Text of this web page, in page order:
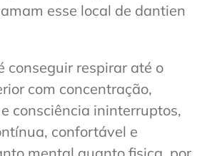
esse local de dantien
conseguir respirar até o
com concentração,
consciência ininterruptos,
confortável e